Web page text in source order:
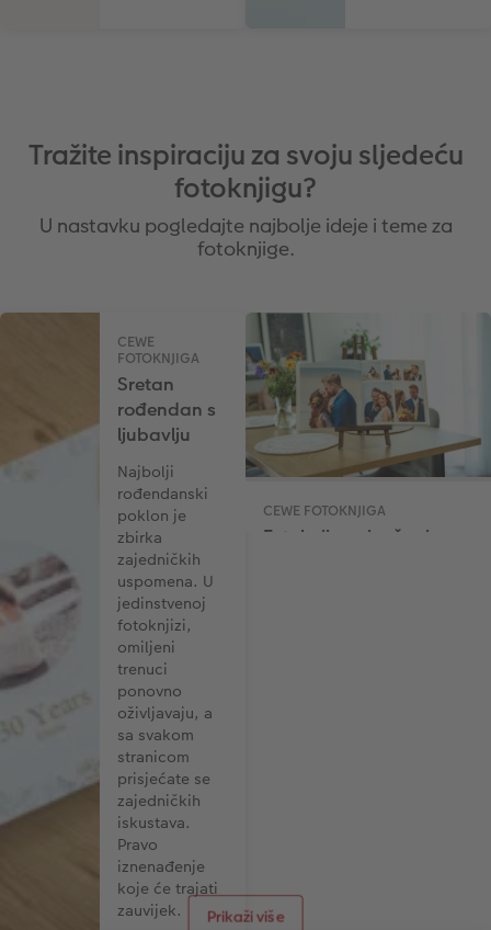
Tražite inspiraciju za svoju sljedeću
fotoknjigu?
U nastavku pogledajte najbolje ideje i teme za
fotoknjige.
CEWE
FOTOKNJIGA
Sretan
rođendan s
ljubavlju
Najbolji
rođendanski
poklon je
zbirka
zajedničkih
uspomena. U
jedinstvenoj
fotoknjizi,
omiljeni
trenuci
ponovno
oživljavaju, a
sa svakom
stranicom
prisjećate se
zajedničkih
iskustava.
Pravo
iznenađenje
koje će trajati
zauvijek.
CEWE FOTOKNJIGA
Fotoknjiga vjenčanja
Prikaži više